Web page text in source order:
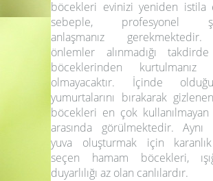
böcekleri evinizi yeniden istila
sebeple, profesyonel
anlaşmanız
önlemler alınmadığı
böceklerinden kurtulmanız
olmayacaktır. İçinde
yumurtalarını bırakarak
böcekleri en çok kullanılmayan
arasında görülmektedir. Aynı
yuva oluşturmak için
seçen hamam böcekleri,
duyarlılığı az olan canlılardır.